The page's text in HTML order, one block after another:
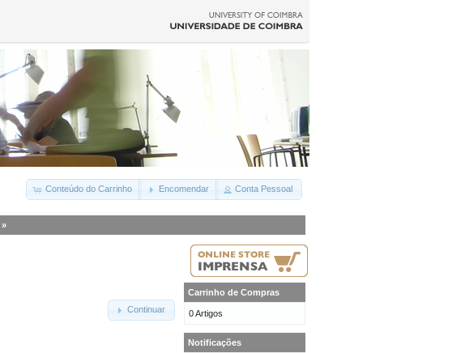
Conteúdo do Carrinho Encomendar Conta Pessoal
»
Continuar
Carrinho de Compras
0 Artigos
Notificações